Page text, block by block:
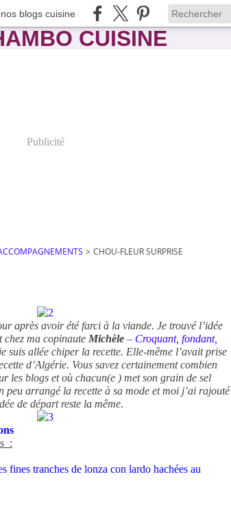
blogs cuisine
Publicité
> CHOU-FLEUR SURPRISE
après avoir été farci à la viande. Je trouvé l’idée
chez ma copinaute Michèle – Croquant, fondant,
suis allée chiper la recette. Elle-même l’avait prise
d’Algérie. Vous savez certainement combien
les blogs et où chacun(e ) met son grain de sel
peu arrangé la recette à sa mode et moi j’ai rajouté
de départ reste la même.
:
fines tranches de lonza con lardo hachées au